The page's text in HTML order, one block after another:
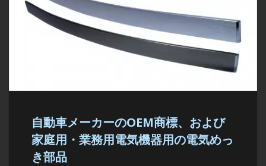
自動車メーカーのOEM商標、および
家庭用・業務用電気機器用の電気めっ
き部品